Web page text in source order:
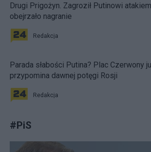
Drugi Prigożyn. Zagroził Putinowi
obejrzało nagranie
Redakcja
Parada słabości Putina? Plac Czerwony
przypomina dawnej potęgi Rosji
Redakcja
#PiS